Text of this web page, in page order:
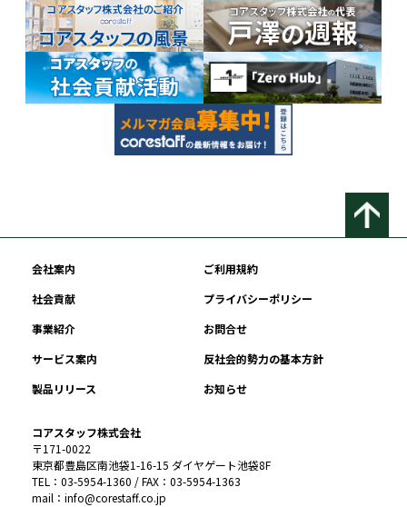
会社案内
ご利用規約
社会貢献
プライバシーポリシー
事業紹介
お問合せ
サービス案内
反社会的勢力の基本方針
製品リリース
お知らせ
コアスタッフ株式会社
〒171-0022
東京都豊島区南池袋1-16-15 ダイヤゲート池袋8F
TEL：03-5954-1360 / FAX：03-5954-1363
mail：info@corestaff.co.jp